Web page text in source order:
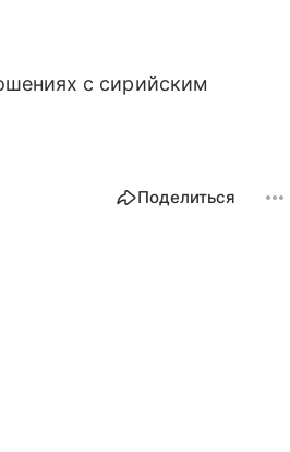
с сирийским
Поделиться